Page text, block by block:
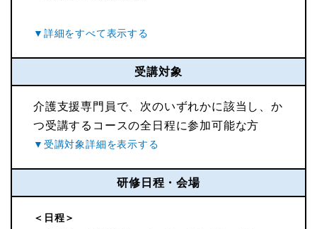
受講対象
介護支援専門員で、次のいずれかに該当し、か
つ受講するコースの全日程に参加可能な方
研修日程・会場
＜日程＞